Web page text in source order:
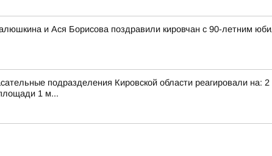
и Ася Борисова поздравили кировчан с 90-летним
подразделения Кировской области реагировали на: 2
1 м...